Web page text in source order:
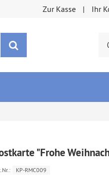
Zur Kasse Ihr
"Frohe
KP-RMC009